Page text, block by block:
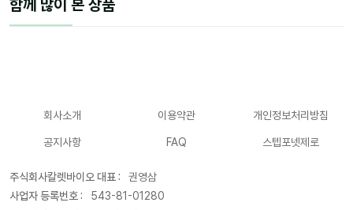
함께 많이 본 상품
회사소개 이용약관 개인정보처리방침
공지사항 FAQ 스텝포넷제로
주식회사칼렛바이오 대표 :
권영삼
사업자 등록번호 :
543-81-01280